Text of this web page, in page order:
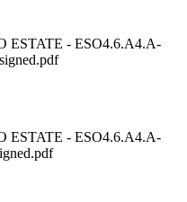
ESTATE - ESO4.6.A4.A-
ESTATE - ESO4.6.A4.A-